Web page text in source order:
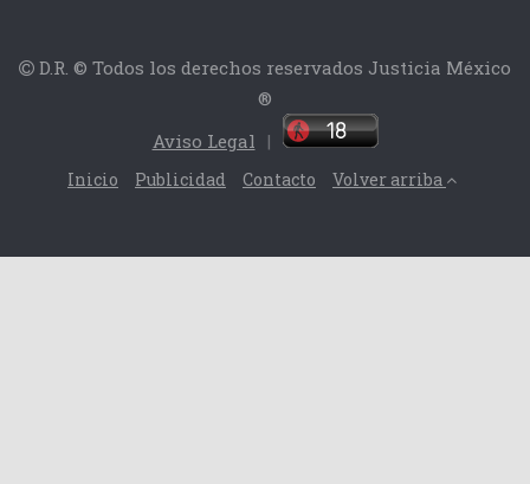
D.R. © Todos los derechos reservados Justicia México
®
Aviso Legal |
Inicio Publicidad Contacto Volver arriba